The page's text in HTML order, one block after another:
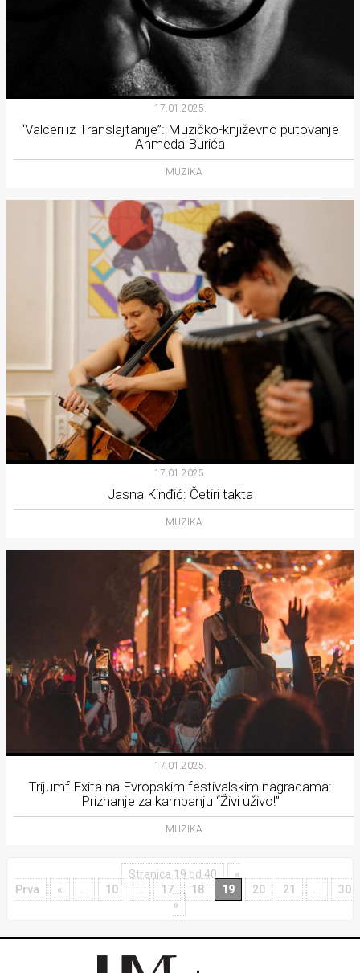
17.01.2025.
“Valceri iz Translajtanije”: Muzičko-književno putovanje
Ahmeda Burića
MUZIKA
17.01.2025.
Jasna Kinđić: Četiri takta
MUZIKA
17.01.2025.
Trijumf Exita na Evropskim festivalskim nagradama:
Priznanje za kampanju “Živi uživo!”
MUZIKA
Stranica 19 od 40
«
Prva
« ... 10 ... 17 18 19 20 21 ...
30
»